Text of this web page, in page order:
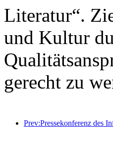
Literatur“.
und Kultur
gerecht zu